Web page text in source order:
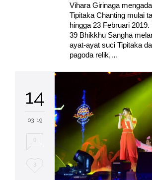
Vihara Girinaga
Tipitaka Chanting mulai
hingga 23 Februari
39 Bhikkhu Sangha
ayat-ayat suci Tipitaka
pagoda relik,…
14
03 '19
0
Love
3